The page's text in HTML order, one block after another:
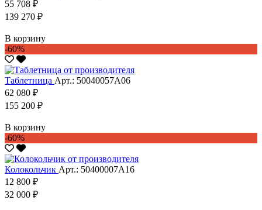
55 708 ₽
139 270 ₽
В корзину
-60%
Таблетница Арт.: 50040057А06
62 080 ₽
155 200 ₽
В корзину
-60%
Колокольчик Арт.: 50400007А16
12 800 ₽
32 000 ₽